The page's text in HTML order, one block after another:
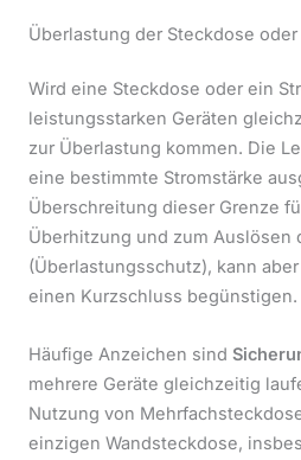
Überlastung der Steckdose
Wird eine Steckdose oder ein
leistungsstarken Geräten
zur Überlastung kommen. Die
eine bestimmte Stromstärke
Überschreitung dieser Grenze
Überhitzung und zum Auslösen
(Überlastungsschutz), kann
einen Kurzschluss begünstigen.
Häufige Anzeichen sind
mehrere Geräte gleichzeitig
Nutzung von
einzigen Wandsteckdose,